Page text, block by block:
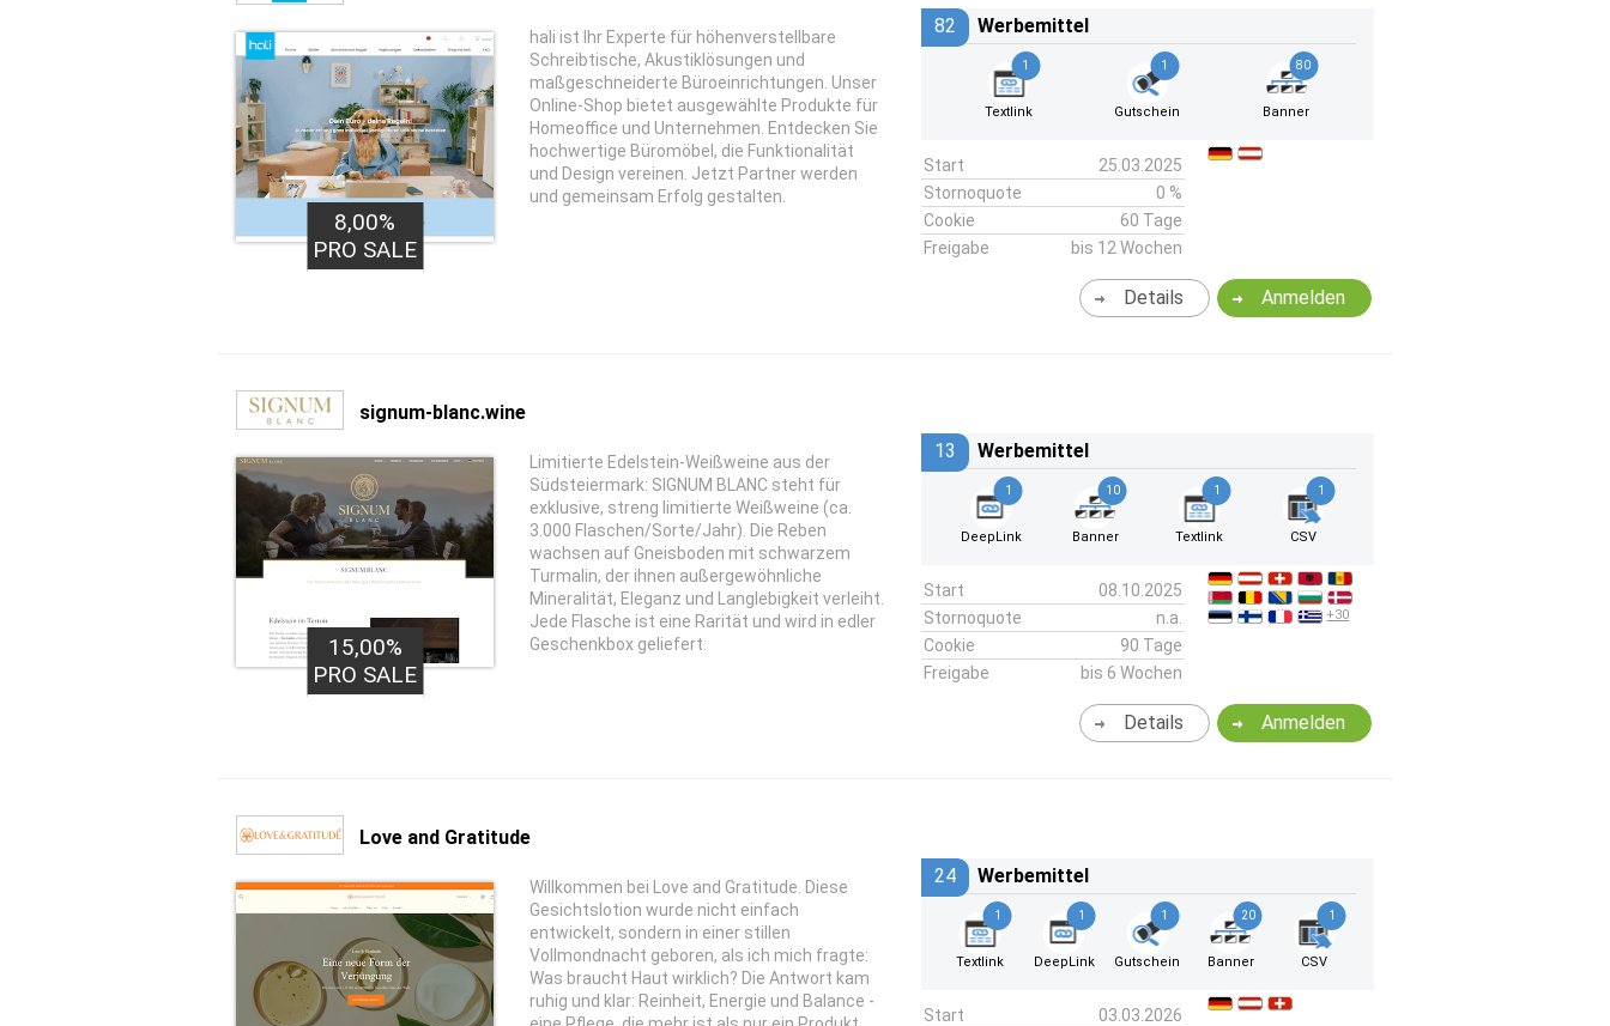
8,00%
PRO SALE
hali ist Ihr Experte für höhenverstellbare
Schreibtische, Akustiklösungen und
maßgeschneiderte Büroeinrichtungen. Unser
Online-Shop bietet ausgewählte Produkte für
Homeoffice und Unternehmen. Entdecken Sie
hochwertige Büromöbel, die Funktionalität
und Design vereinen. Jetzt Partner werden
und gemeinsam Erfolg gestalten.
82 Werbemittel
1
Textlink
1
Gutschein
80
Banner
Start
25.03.2025
Stornoquote
0 %
Cookie
60 Tage
Freigabe
bis 12 Wochen
Anmelden
Details
signum-blanc.wine
15,00%
PRO SALE
Limitierte Edelstein-Weißweine aus der
Südsteiermark: SIGNUM BLANC steht für
exklusive, streng limitierte Weißweine (ca.
3.000 Flaschen/Sorte/Jahr). Die Reben
wachsen auf Gneisboden mit schwarzem
Turmalin, der ihnen außergewöhnliche
Mineralität, Eleganz und Langlebigkeit verleiht.
Jede Flasche ist eine Rarität und wird in edler
Geschenkbox geliefert.
13 Werbemittel
1
DeepLink
10
Banner
1
Textlink
1
CSV
Start
08.10.2025
Stornoquote
n.a.
Cookie
90 Tage
Freigabe
bis 6 Wochen
+30
Anmelden
Details
Love and Gratitude
Willkommen bei Love and Gratitude. Diese
Gesichtslotion wurde nicht einfach
entwickelt, sondern in einer stillen
Vollmondnacht geboren, als ich mich fragte:
Was braucht Haut wirklich? Die Antwort kam
ruhig und klar: Reinheit, Energie und Balance -
24 Werbemittel
1
Textlink
1
DeepLink
1
Gutschein
20
Banner
1
CSV
Start
03.03.2026